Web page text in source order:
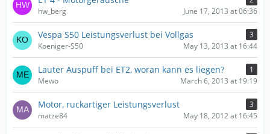
hw_berg
June 17, 2013 at 06:36
Vespa S50 Leistungsverlust bei Vollgas
3
Koeniger-S50
May 13, 2013 at 16:44
Lauter Auspuff bei ET2, woran kann es liegen?
1
Mewo
March 6, 2013 at 19:19
Motor, ruckartiger Leistungsverlust
3
matze84
May 18, 2012 at 16:45